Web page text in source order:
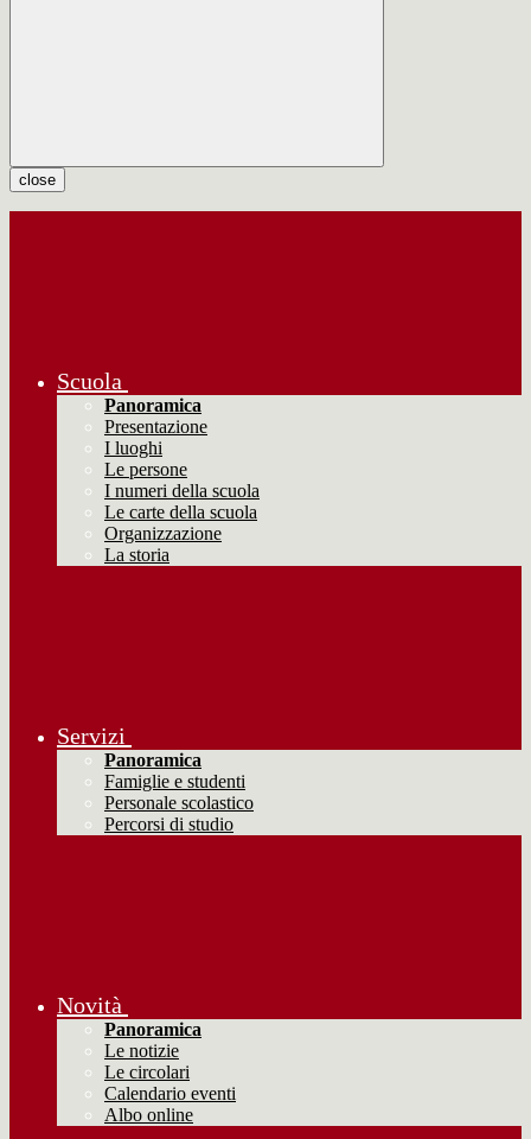
close
Scuola
Panoramica
Presentazione
I luoghi
Le persone
I numeri della scuola
Le carte della scuola
Organizzazione
La storia
Servizi
Panoramica
Famiglie e studenti
Personale scolastico
Percorsi di studio
Novità
Panoramica
Le notizie
Le circolari
Calendario eventi
Albo online